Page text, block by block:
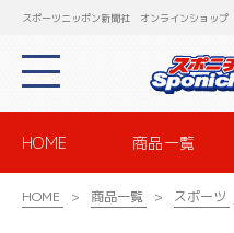
スポーツニッポン新聞社 オンラインショップ
HOME 商品一覧
HOME 商品一覧 スポーツ